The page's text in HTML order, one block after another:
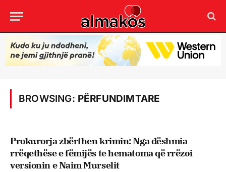
BROWSING: PËRFUNDIMTARE
Prokurorja zbërthen krimin: Nga dëshmia
rrëqethëse e fëmijës te hematoma që rrëzoi
versionin e Naim Murselit